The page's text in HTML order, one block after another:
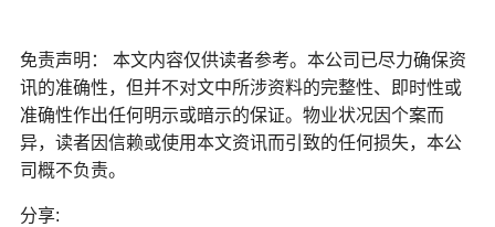
免责声明： 本文内容仅供读者参考。本公司已尽力确保资
讯的准确性，但并不对文中所涉资料的完整性、即时性或
准确性作出任何明示或暗示的保证。物业状况因个案而
异，读者因信赖或使用本文资讯而引致的任何损失，本公
司概不负责。
分享: